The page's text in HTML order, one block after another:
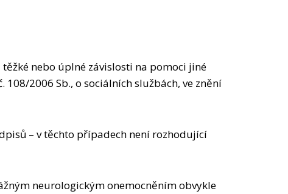
nebo úplné závislosti na pomoci jiné
2006 Sb., o sociálních službách, ve znění
– v těchto případech není rozhodující
neurologickým onemocněním obvykle